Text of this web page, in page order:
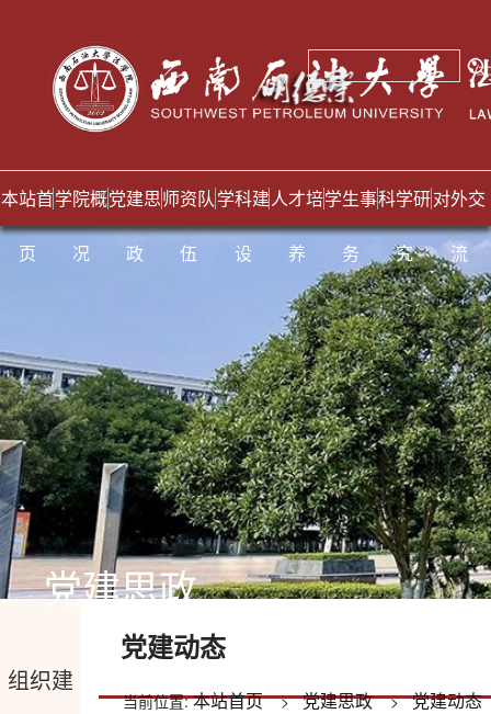
本站首
页
学院概
况
党建思
政
师资队
伍
学科建
设
人才培
养
学生事
务
科学研
究
对外交
流
党建思政
组织建
党建动态
当前位置:本站首页>党建思政>党建动态